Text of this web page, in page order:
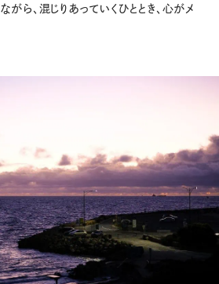
ら、混じりあっていくひととき、心がメ